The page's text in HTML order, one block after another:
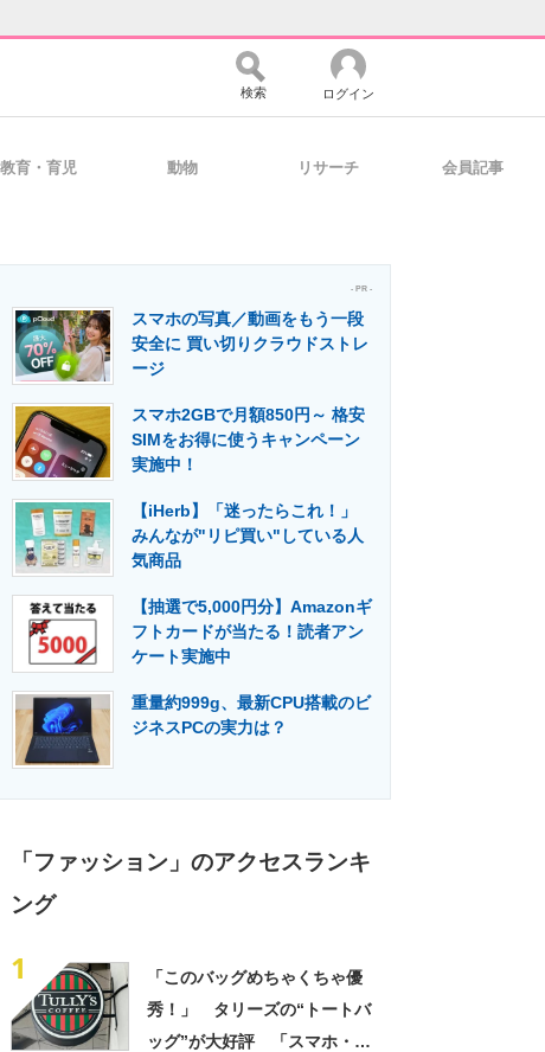
コミュニティ マーケ×ITの今がよく分かる
・活用を支援
専門メディア 建設×テクノロジーの最前線
検索 ログイン
教育・育児 動物 リサーチ 会員記事
- PR -
スマホの写真／動画をもう一段
安全に 買い切りクラウドストレ
ージ
スマホ2GBで月額850円～ 格安
SIMをお得に使うキャンペーン
実施中！
【iHerb】「迷ったらこれ！」
みんなが"リピ買い"している人
気商品
【抽選で5,000円分】Amazonギ
フトカードが当たる！読者アン
ケート実施中
重量約999g、最新CPU搭載のビ
ジネスPCの実力は？
「ファッション」のアクセスランキ
ング
1
「このバッグめちゃくちゃ優
秀！」 タリーズの“トートバ
ッグ”が大好評 「スマホ・財